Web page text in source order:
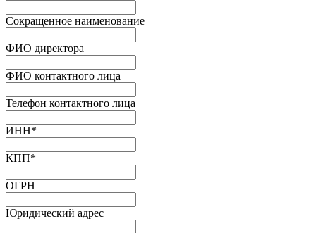
Сокращенное наименование
ФИО директора
ФИО контактного лица
Телефон контактного лица
ИНН*
КПП*
ОГРН
Юридический адрес